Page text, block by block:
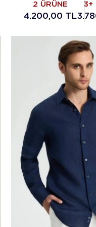
2 ÜRÜNE
4.200,00 TL
3+